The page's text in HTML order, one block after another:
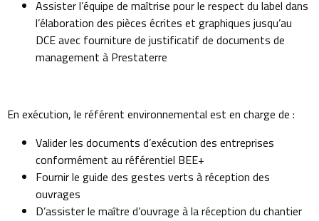
Assister l’équipe de maîtrise pour le respect du label dans
l’élaboration des pièces écrites et graphiques jusqu’au
DCE avec fourniture de justificatif de documents de
management à Prestaterre
En exécution, le référent environnemental est en charge de :
Valider les documents d’exécution des entreprises
conformément au référentiel BEE+
Fournir le guide des gestes verts à réception des
ouvrages
D’assister le maître d’ouvrage à la réception du chantier